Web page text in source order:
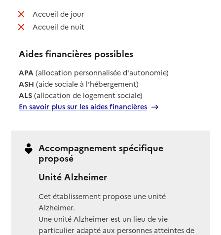
Accueil de jour: non disponible
Accueil de nuit: non disponible
Aides financières possibles
APA (allocation personnalisée d'autonomie)
ASH (aide sociale à l'hébergement)
ALS (allocation de logement sociale)
En savoir plus sur les aides financières
Accompagnement spécifique
proposé
Unité Alzheimer
Cet établissement propose une unité
Alzheimer.
Une unité Alzheimer est un lieu de vie
particulier adapté aux personnes atteintes de